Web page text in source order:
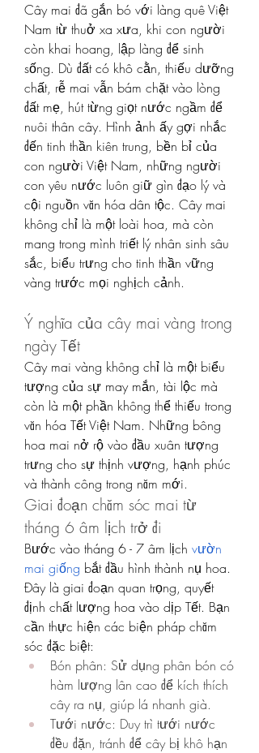
Cây mai đã gắn bó với làng quê Việt
Nam từ thuở xa xưa, khi con người
còn khai hoang, lập làng để sinh
sống. Dù đất có khô cằn, thiếu dưỡng
chất, rễ mai vẫn bám chặt vào lòng
đất mẹ, hút từng giọt nước ngầm để
nuôi thân cây. Hình ảnh ấy gợi nhắc
đến tinh thần kiên trung, bền bỉ của
con người Việt Nam, những người
con yêu nước luôn giữ gìn đạo lý và
cội nguồn văn hóa dân tộc. Cây mai
không chỉ là một loài hoa, mà còn
mang trong mình triết lý nhân sinh sâu
sắc, biểu trưng cho tinh thần vững
vàng trước mọi nghịch cảnh.
Ý nghĩa của cây mai vàng trong
ngày Tết
Cây mai vàng không chỉ là một biểu
tượng của sự may mắn, tài lộc mà
còn là một phần không thể thiếu trong
văn hóa Tết Việt Nam. Những bông
hoa mai nở rộ vào đầu xuân tượng
trưng cho sự thịnh vượng, hạnh phúc
và thành công trong năm mới.
Giai đoạn chăm sóc mai từ
tháng 6 âm lịch trở đi
Bước vào tháng 6 - 7 âm lịch vườn
mai giống bắt đầu hình thành nụ hoa.
Đây là giai đoạn quan trọng, quyết
định chất lượng hoa vào dịp Tết. Bạn
cần thực hiện các biện pháp chăm
sóc đặc biệt:
Bón phân: Sử dụng phân bón có
hàm lượng lân cao để kích thích
cây ra nụ, giúp lá nhanh già.
Tưới nước: Duy trì tưới nước
đều đặn, tránh để cây bị khô hạn